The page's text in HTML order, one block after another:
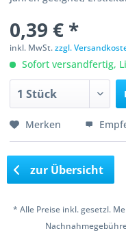
0,39 € *
inkl. MwSt.zzgl.
Sofort versandfertig,
Merken
zur Übersicht
* Alle Preise inkl. gesetzl.